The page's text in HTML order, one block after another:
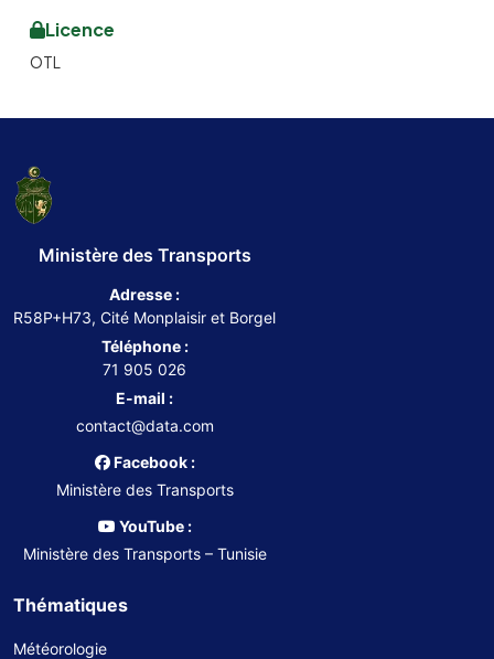
Licence
OTL
Ministère des Transports
Adresse :
R58P+H73, Cité Monplaisir et Borgel
Téléphone :
71 905 026
E-mail :
contact@data.com
Facebook :
Ministère des Transports
YouTube :
Ministère des Transports – Tunisie
Thématiques
Météorologie